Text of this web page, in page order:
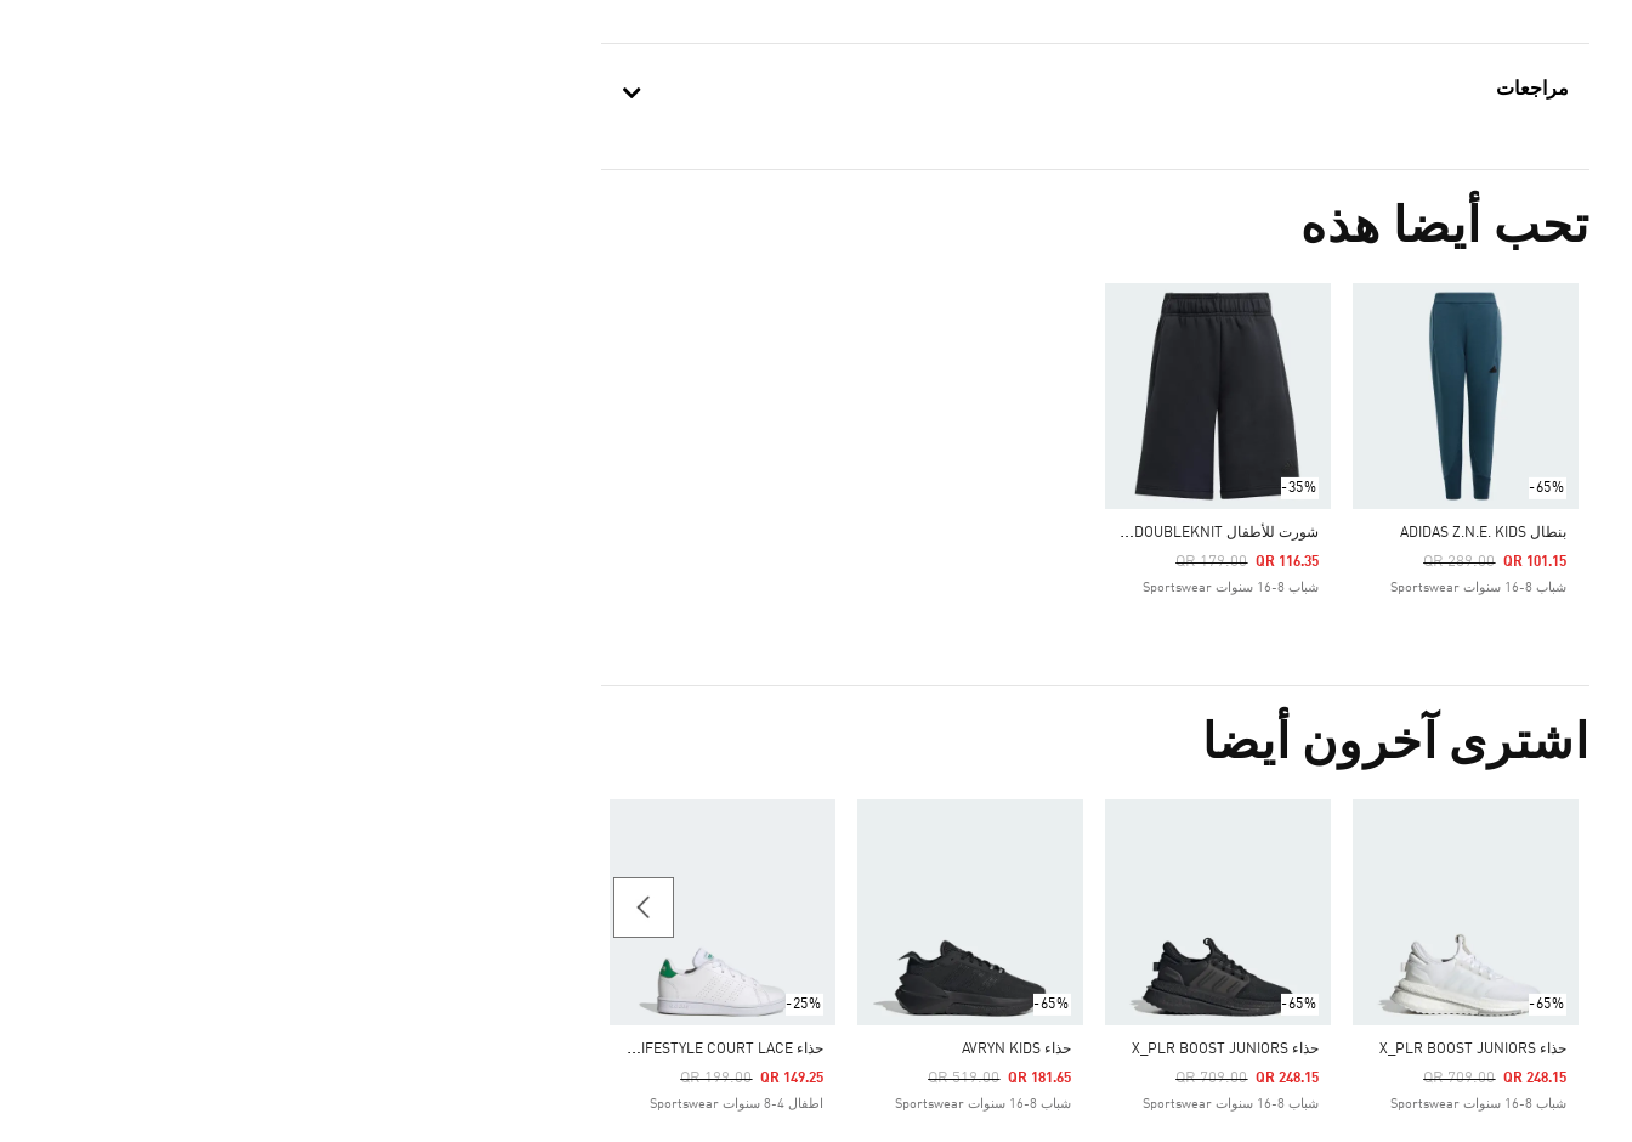
مراجعات
تحب أيضا هذه
-65%
بنطال ADIDAS Z.N.E. KIDS
Price Reduced From
QR 289.00
To QR 101.15
شباب 8-16 سنوات Sportswear
-35%
ش
ورت للأطفال Z.N.E. DOUBLEKNIT
Price Reduced From
QR 179.00
To QR 116.35
شباب 8-16 سنوات Sportswear
اشترى آخرون أيضا
-65%
حذاء X_PLR BOOST JUNIORS
Price Reduced From
QR 709.00
To QR 248.15
شباب 8-16 سنوات Sportswear
-65%
حذاء X_PLR BOOST JUNIORS
Price Reduced From
QR 709.00
To QR 248.15
شباب 8-16 سنوات Sportswear
-65%
حذاء AVRYN KIDS
Price Reduced From
QR 519.00
To QR 181.65
شباب 8-16 سنوات Sportswear
-25%
ح
ذاء ADVANTAGE LIFESTYLE COURT LACE
Price Reduced From
QR 199.00
To QR 149.25
اطفال 4-8 سنوات Sportswear